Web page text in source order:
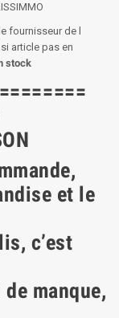
fournisseur de l
article pas en
stock
et le
c’est
manque,